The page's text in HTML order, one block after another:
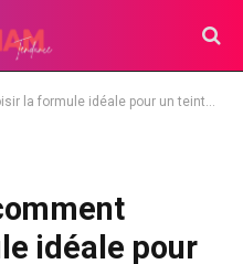
idéale pour un teint naturel et lumineux ?
idéale pour